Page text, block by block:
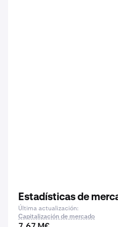
Estadísticas de
Última actualización:
Capitalización de mercado